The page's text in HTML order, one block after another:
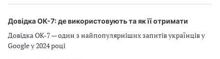
Довідка ОК-7: де використовують та як її отримати
Довідка ОК-7 — один з найпопулярніших запитів українців у
Google у 2024 році